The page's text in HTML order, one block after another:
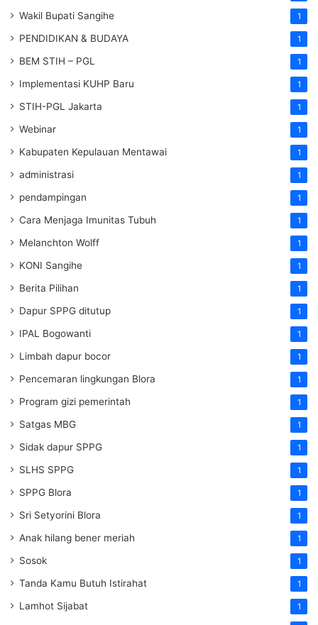
Wakil Bupati Sangihe 1
PENDIDIKAN & BUDAYA 1
BEM STIH – PGL 1
Implementasi KUHP Baru 1
STIH-PGL Jakarta 1
Webinar 1
Kabupaten Kepulauan Mentawai 1
administrasi 1
pendampingan 1
Cara Menjaga Imunitas Tubuh 1
Melanchton Wolff 1
KONI Sangihe 1
Berita Pilihan 1
Dapur SPPG ditutup 1
IPAL Bogowanti 1
Limbah dapur bocor 1
Pencemaran lingkungan Blora 1
Program gizi pemerintah 1
Satgas MBG 1
Sidak dapur SPPG 1
SLHS SPPG 1
SPPG Blora 1
Sri Setyorini Blora 1
Anak hilang bener meriah 1
Sosok 1
Tanda Kamu Butuh Istirahat 1
Lamhot Sijabat 1